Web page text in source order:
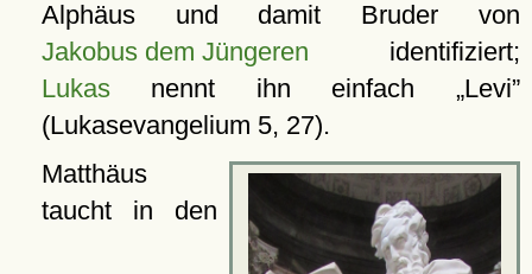
Alphäus und damit Bruder von
Jakobus dem Jüngeren identifiziert;
Lukasnennt ihn einfach
Levi
(Lukasevangelium 5, 27).
Matthäus
taucht in den